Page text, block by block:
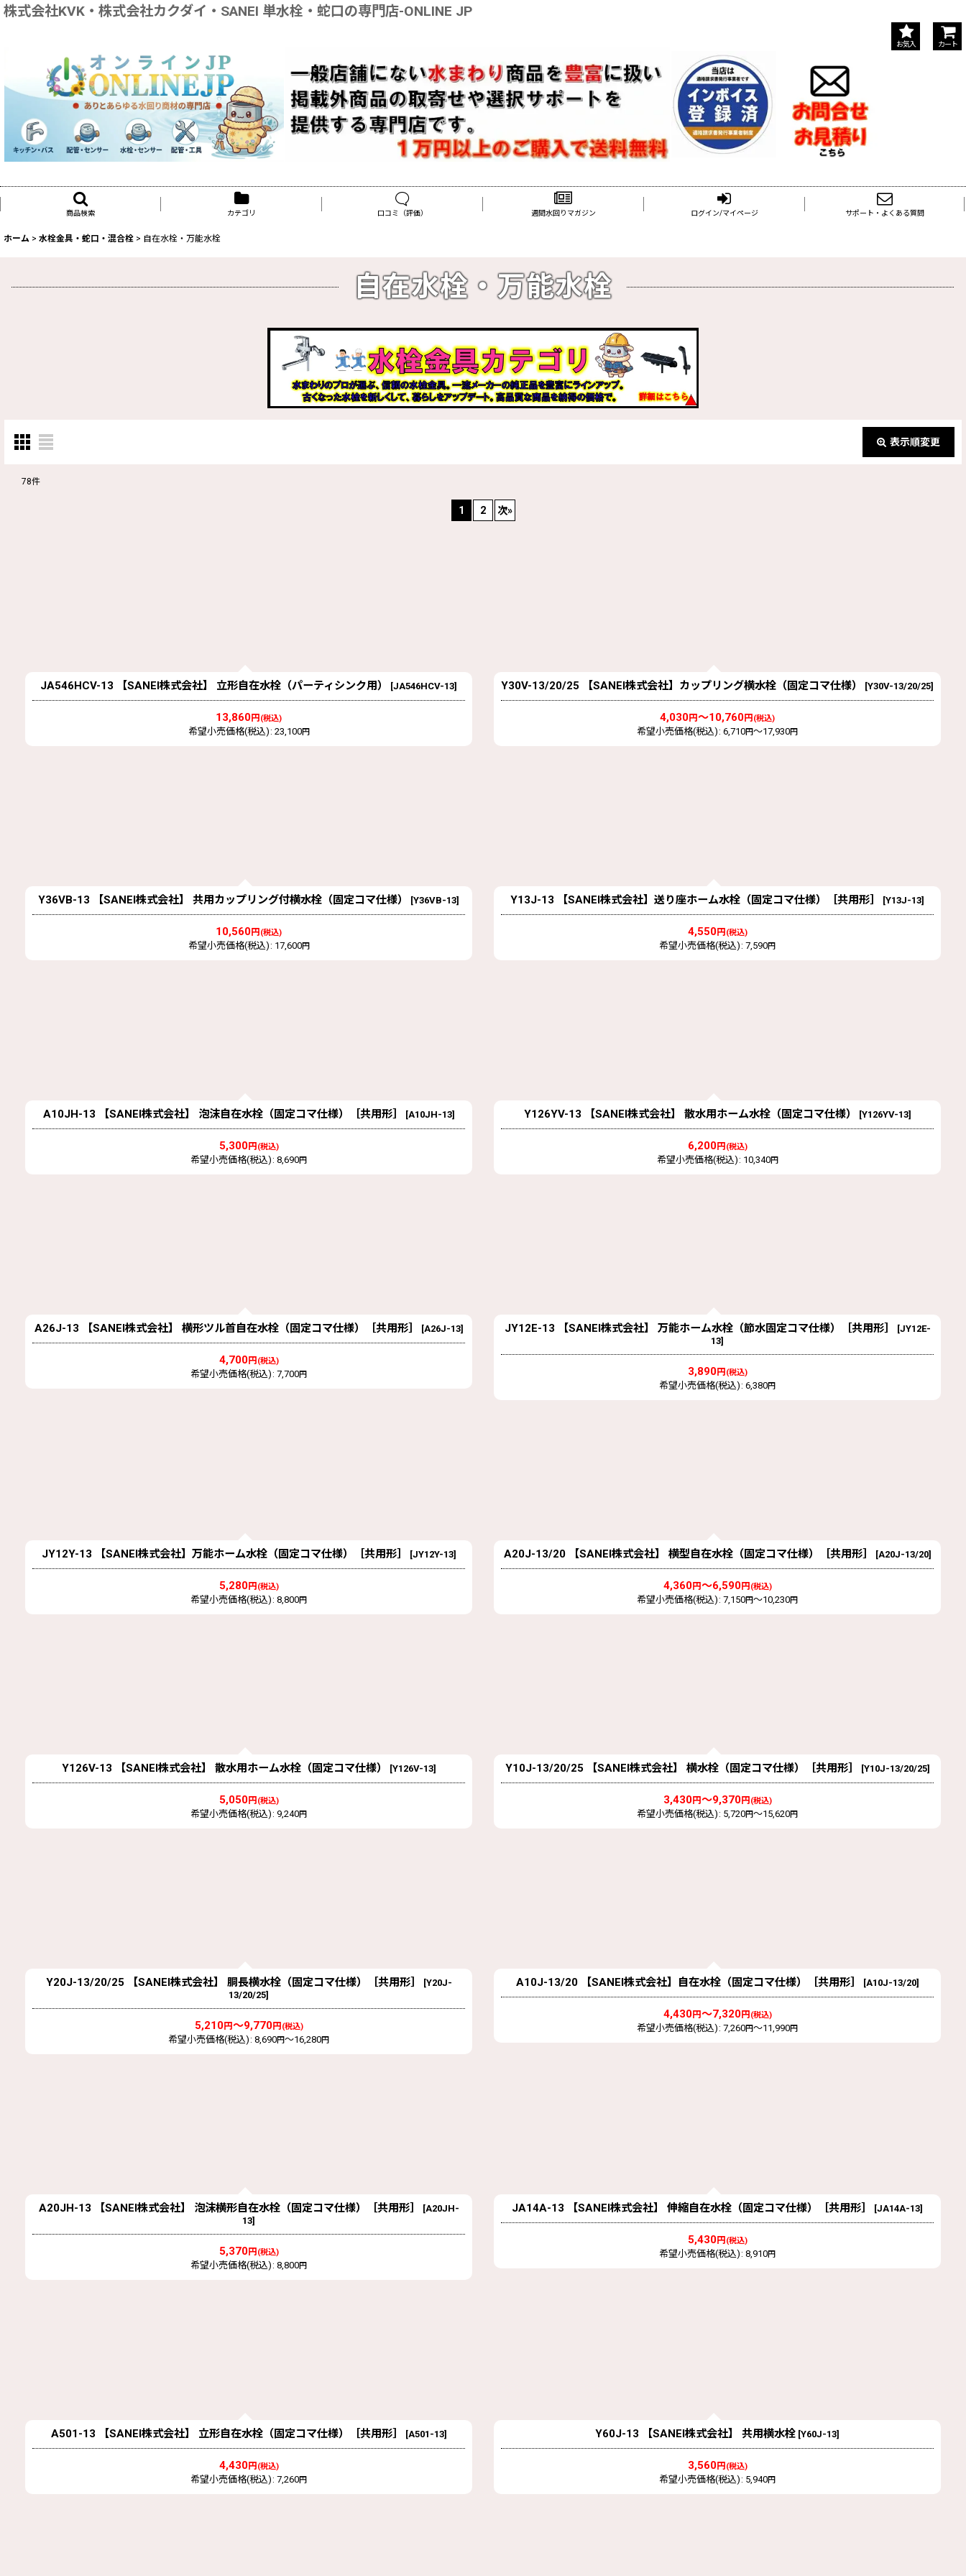
株式会社KVK・株式会社カクダイ・SANEI 単水栓・蛇口の専門店-ONLINE JP
お気入 カート
商品検索 カテゴリ 口コミ（評価） 週間水回りマガジン ログイン/マイページ サポート・よくある質問
ホーム > 水栓金具・蛇口・混合栓 > 自在水栓・万能水栓
自在水栓・万能水栓
表示順変更
78件
1 2 次»
JA546HCV-13 【SANEI株式会社】 立形自在水栓（パーティシンク用） [JA546HCV-13]
13,860円(税込)
希望小売価格(税込) : 23,100円
Y30V-13/20/25 【SANEI株式会社】カップリング横水栓（固定コマ仕様） [Y30V-13/20/25]
4,030円～10,760円(税込)
希望小売価格(税込) : 6,710円～17,930円
Y36VB-13 【SANEI株式会社】 共用カップリング付横水栓（固定コマ仕様） [Y36VB-13]
10,560円(税込)
希望小売価格(税込) : 17,600円
Y13J-13 【SANEI株式会社】送り座ホーム水栓（固定コマ仕様）［共用形］ [Y13J-13]
4,550円(税込)
希望小売価格(税込) : 7,590円
A10JH-13 【SANEI株式会社】 泡沫自在水栓（固定コマ仕様）［共用形］ [A10JH-13]
5,300円(税込)
希望小売価格(税込) : 8,690円
Y126YV-13 【SANEI株式会社】 散水用ホーム水栓（固定コマ仕様） [Y126YV-13]
6,200円(税込)
希望小売価格(税込) : 10,340円
A26J-13 【SANEI株式会社】 横形ツル首自在水栓（固定コマ仕様）［共用形］ [A26J-13]
4,700円(税込)
希望小売価格(税込) : 7,700円
JY12E-13 【SANEI株式会社】 万能ホーム水栓（節水固定コマ仕様）［共用形］ [JY12E-
13]
3,890円(税込)
希望小売価格(税込) : 6,380円
JY12Y-13 【SANEI株式会社】万能ホーム水栓（固定コマ仕様）［共用形］ [JY12Y-13]
5,280円(税込)
希望小売価格(税込) : 8,800円
A20J-13/20 【SANEI株式会社】 横型自在水栓（固定コマ仕様）［共用形］ [A20J-13/20]
4,360円～6,590円(税込)
希望小売価格(税込) : 7,150円～10,230円
Y126V-13 【SANEI株式会社】 散水用ホーム水栓（固定コマ仕様） [Y126V-13]
5,050円(税込)
希望小売価格(税込) : 9,240円
Y10J-13/20/25 【SANEI株式会社】 横水栓（固定コマ仕様）［共用形］ [Y10J-13/20/25]
3,430円～9,370円(税込)
希望小売価格(税込) : 5,720円～15,620円
Y20J-13/20/25 【SANEI株式会社】 胴長横水栓（固定コマ仕様）［共用形］ [Y20J-
13/20/25]
5,210円～9,770円(税込)
希望小売価格(税込) : 8,690円～16,280円
A10J-13/20 【SANEI株式会社】自在水栓（固定コマ仕様）［共用形］ [A10J-13/20]
4,430円～7,320円(税込)
希望小売価格(税込) : 7,260円～11,990円
A20JH-13 【SANEI株式会社】 泡沫横形自在水栓（固定コマ仕様）［共用形］ [A20JH-
13]
5,370円(税込)
希望小売価格(税込) : 8,800円
JA14A-13 【SANEI株式会社】 伸縮自在水栓（固定コマ仕様）［共用形］ [JA14A-13]
5,430円(税込)
希望小売価格(税込) : 8,910円
A501-13 【SANEI株式会社】 立形自在水栓（固定コマ仕様）［共用形］ [A501-13]
4,430円(税込)
希望小売価格(税込) : 7,260円
Y60J-13 【SANEI株式会社】 共用横水栓 [Y60J-13]
3,560円(税込)
希望小売価格(税込) : 5,940円